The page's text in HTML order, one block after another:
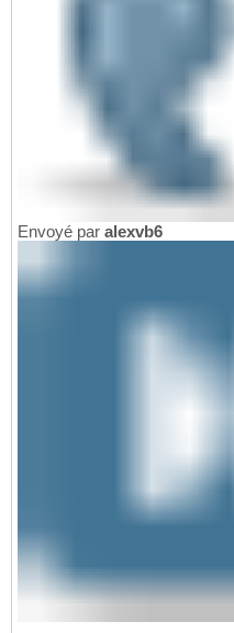
Envoyé par alexvb6